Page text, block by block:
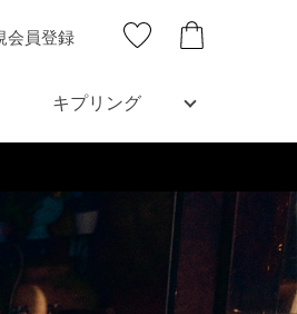
会員登録
キプリング